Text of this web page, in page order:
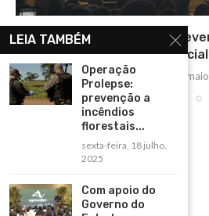
Bonito marca presença no
Sul
quarta-feira, 20
LEIA TAMBÉM
Operação
Prolepse:
prevenção a
incêndios
florestais...
sexta-feira, 18 julho,
2025
Com apoio do
Governo do